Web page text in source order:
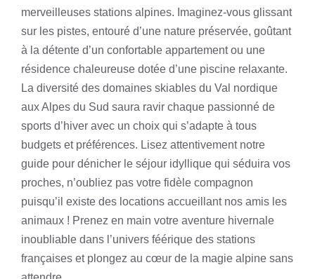
merveilleuses stations alpines. Imaginez-vous glissant
sur les pistes, entouré d’une nature préservée, goûtant
à la détente d’un confortable appartement ou une
résidence chaleureuse dotée d’une piscine relaxante.
La diversité des domaines skiables du Val nordique
aux Alpes du Sud saura ravir chaque passionné de
sports d’hiver avec un choix qui s’adapte à tous
budgets et préférences. Lisez attentivement notre
guide pour dénicher le séjour idyllique qui séduira vos
proches, n’oubliez pas votre fidèle compagnon
puisqu’il existe des locations accueillant nos amis les
animaux ! Prenez en main votre aventure hivernale
inoubliable dans l’univers féérique des stations
françaises et plongez au cœur de la magie alpine sans